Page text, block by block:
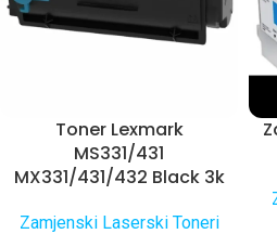
Toner Lexmark
MS331/431
MX331/431/432 Black 3k
Zamjenski Laserski Toneri